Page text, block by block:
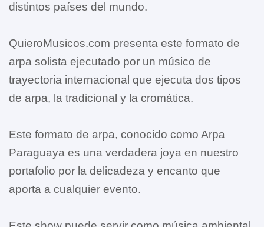
distintos países del mundo.
QuieroMusicos.com presenta este formato de
arpa solista ejecutado por un músico de
trayectoria internacional que ejecuta dos tipos
de arpa, la tradicional y la cromática.
Este formato de arpa, conocido como Arpa
Paraguaya es una verdadera joya en nuestro
portafolio por la delicadeza y encanto que
aporta a cualquier evento.